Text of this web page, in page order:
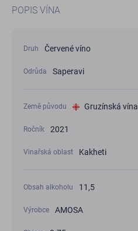
POPIS VÍNA
Druh Červené víno
Odrůda Saperavi
Země původu Gruzínská vína
Ročník 2021
Vinařská oblast Kakheti
Obsah alkoholu 11,5
Výrobce AMOSA